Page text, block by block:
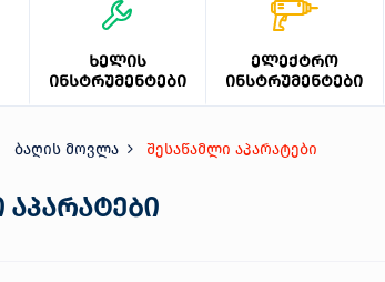
ᲮᲔᲚᲘᲡ
ᲘᲜᲡᲢᲠᲣᲛᲔᲜᲢᲔᲑᲘ
ᲔᲚᲔᲥᲢᲠᲝ
ᲘᲜᲡᲢᲠᲣᲛᲔᲜᲢᲔᲑᲘ
ბაღის მოვლა შესაწამლი აპარატები
აპარატები